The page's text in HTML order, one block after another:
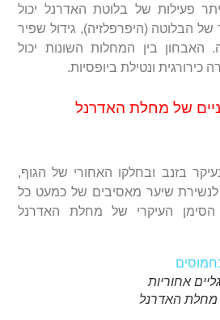
פעילות של בלוטת האדרנל יכול
הבלוטה (היפרפלזיה), גידול שפיר
בין המחלות השונות יכול
כירורגית ונטילת ביופסיות.
של מחלת האדרנל
בזנב ובחלקו האחורי של הגוף,
לנשירת שיער מאסיבים של כמעט כל
הסימן העיקרי של מחלת האדרנל
אחוריות
מחלת האדרנל